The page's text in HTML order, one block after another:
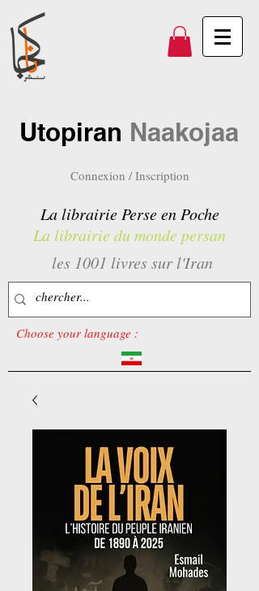
Utopiran Naakojaa
Connexion / Inscription
La librairie Perse en Poche
La librairie du monde persan
les 1001 livres sur l'Iran
Choose your language :